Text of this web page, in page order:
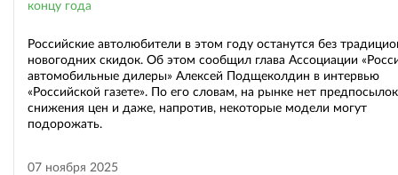
концу года
Российские автолюбители в этом году останутся без
новогодних скидок. Об этом сообщил глава Ассоциации
автомобильные дилеры» Алексей Подщеколдин в интервью
«Российской газете». По его словам, на рынке нет
снижения цен и даже, напротив, некоторые модели могут
подорожать.
07 ноября 2025